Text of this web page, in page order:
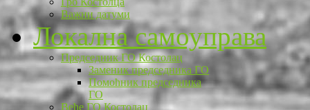
Важни датуми
Локална самоуправа
Председник ГО Костолац
Заменик председника ГО
Помоћник председника
ГО
Веће ГО Костолац